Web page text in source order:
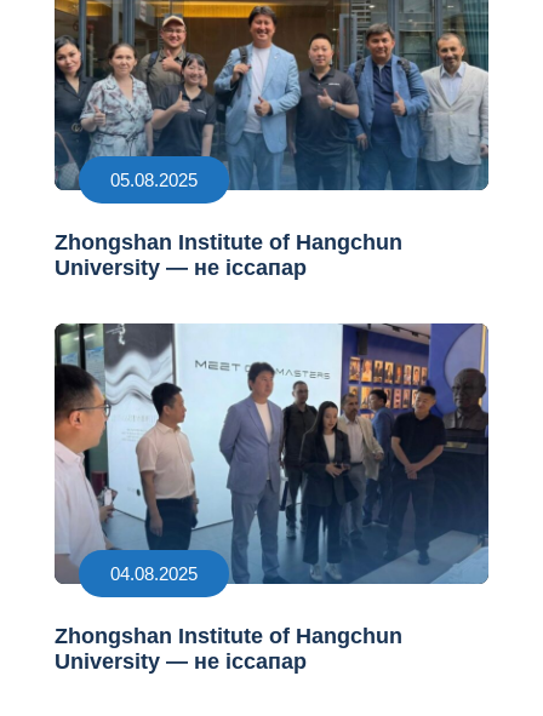
05.08.2025
Zhongshan Institute of Hangchun
University — не іссапар
04.08.2025
Zhongshan Institute of Hangchun
University — не іссапар